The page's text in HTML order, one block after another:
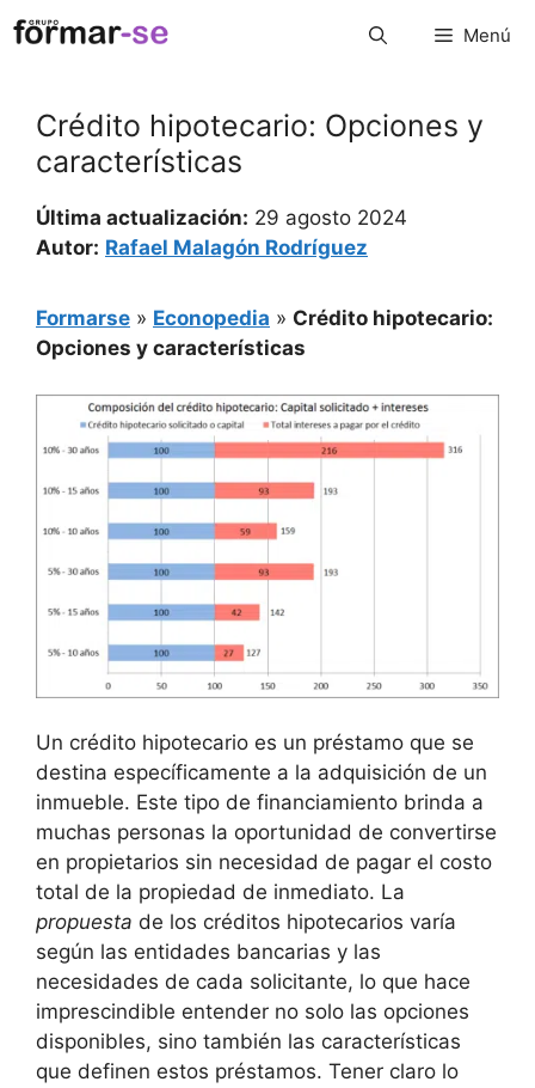
Saltar
al
Menú
Crédito hipotecario: Opciones y
características
Última actualización: 29 agosto 2024
Autor: Rafael Malagón Rodríguez
Formarse » Econopedia » Crédito hipotecario:
Opciones y características
Un crédito hipotecario es ​un préstamo que ⁢se​
destina específicamente a la adquisición de un
inmueble. Este tipo de financiamiento brinda ⁤a
⁣muchas personas⁢ la oportunidad de convertirse
‍en propietarios sin necesidad de pagar⁣ el costo
total de ⁣la propiedad de inmediato. La
propuesta de‌ los ⁢créditos hipotecarios varía
según las entidades bancarias y las⁢
necesidades de cada solicitante, lo que hace
imprescindible entender no solo las opciones
disponibles, sino también las características
que ⁣definen estos préstamos. Tener claro lo